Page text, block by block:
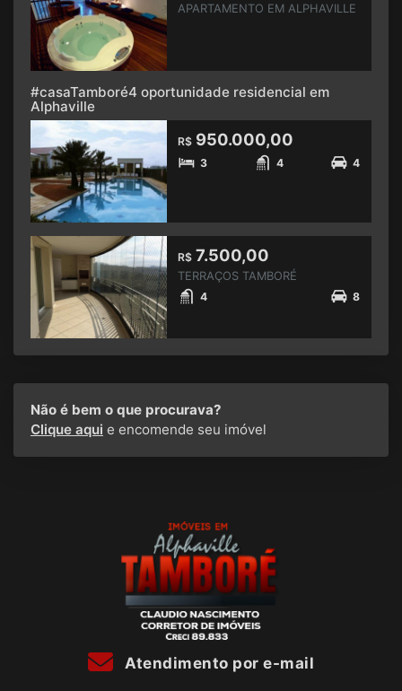
APARTAMENTO EM ALPHAVILLE
#casaTamboré4 oportunidade residencial em
Alphaville
R$ 950.000,00
3 4 4
R$ 7.500,00
TERRAÇOS TAMBORÉ
4 8
Não é bem o que procurava?
Clique aqui e encomende seu imóvel
Atendimento por e-mail